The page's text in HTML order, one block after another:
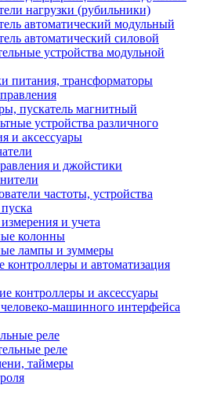
нагрузки (рубильники)
автоматический модульный
автоматический силовой
устройства модульной
питания, трансформаторы
пускатель магнитный
устройства различного
и аксессуары
и джойстики
частоты, устройства
и учета
колонны
лампы и зуммеры
и автоматизация
контроллеры и аксессуары
машинного интерфейса
реле
реле
таймеры